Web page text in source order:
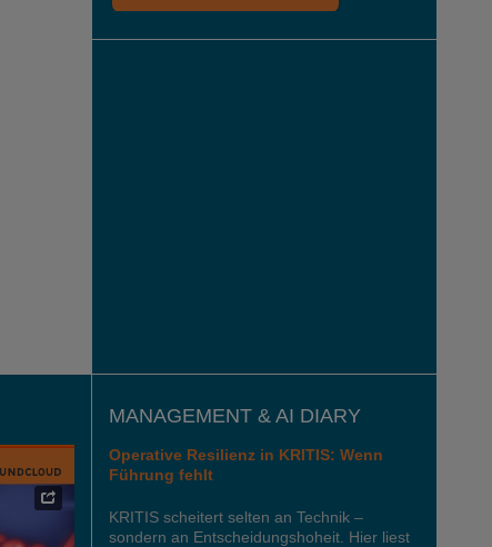
MANAGEMENT & AI DIARY
Operative Resilienz in KRITIS: Wenn
Führung fehlt
KRITIS scheitert selten an Technik –
sondern an Entscheidungshoheit. Hier liest